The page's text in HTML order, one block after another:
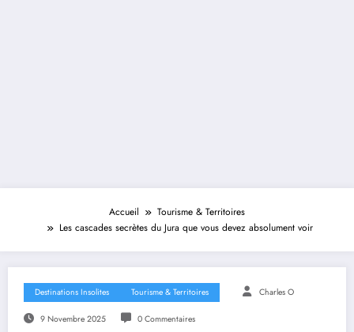
Accueil
Tourisme & Territoires
Les cascades secrètes du Jura que vous devez absolument voir
Destinations Insolites Tourisme & Territoires Charles O
9 Novembre 2025 0 Commentaires